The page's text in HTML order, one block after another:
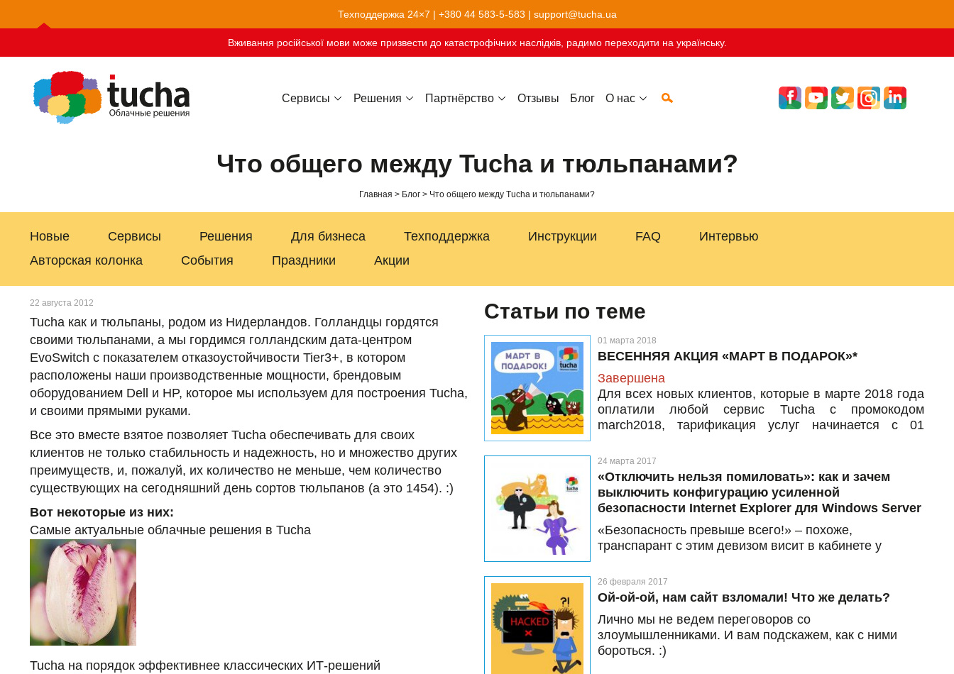
Техподдержка 24×7 | +380 44 583-5-583 | support@tucha.ua
Вживання російської мови може призвести до катастрофічних наслідків, радимо переходити на українську.
Сервисы Решения Партнёрство Отзывы Блог О нас
Что общего между Tucha и тюльпанами?
Главная Блог Что общего между Tucha и тюльпанами?
Новые Сервисы Решения Для бизнеса Техподдержка Инструкции FAQ
Интервью
Авторская колонка
События Праздники Акции
22 августа 2012
Tucha как и тюльпаны, родом из Нидерландов. Голландцы гордятся
своими тюльпанами, а мы гордимся голландским дата-центром
EvoSwitch с показателем отказоустойчивости Tier3+, в котором
расположены наши производственные мощности, брендовым
оборудованием Dell и HP, которое мы используем для построения Tucha,
и своими прямыми руками.
Все это вместе взятое позволяет Tucha обеспечивать для своих
клиентов не только стабильность и надежность, но и множество других
преимуществ, и, пожалуй, их количество не меньше, чем количество
существующих на сегодняшний день сортов тюльпанов (а это 1454). :)
Вот некоторые из них:
Самые актуальные облачные решения в Tucha
Tucha на порядок эффективнее классических ИТ-решений
Статьи по теме
01 марта 2018
ВЕСЕННЯЯ АКЦИЯ «МАРТ В ПОДАРОК»*
Завершена
Для всех новых клиентов, которые в марте 2018 года
оплатили любой сервис Tucha с промокодом
march2018, тарификация услуг начинается с 01
24 марта 2017
«Отключить нельзя помиловать»: как и зачем
выключить конфигурацию усиленной
безопасности Internet Explorer для Windows Server
«Безопасность превыше всего!» – похоже,
транспарант с этим девизом висит в кабинете у
усиленная безопасность браузера – это очень даже
хорошо, но когда она начинает конкретно «портить
жизнь» всем пользователям на сервере, выход
напрашивается сам – отключить
26 февраля 2017
Ой-ой-ой, нам сайт взломали! Что же делать?
Лично мы не ведем переговоров со
злоумышленниками. И вам подскажем, как с ними
бороться. :)